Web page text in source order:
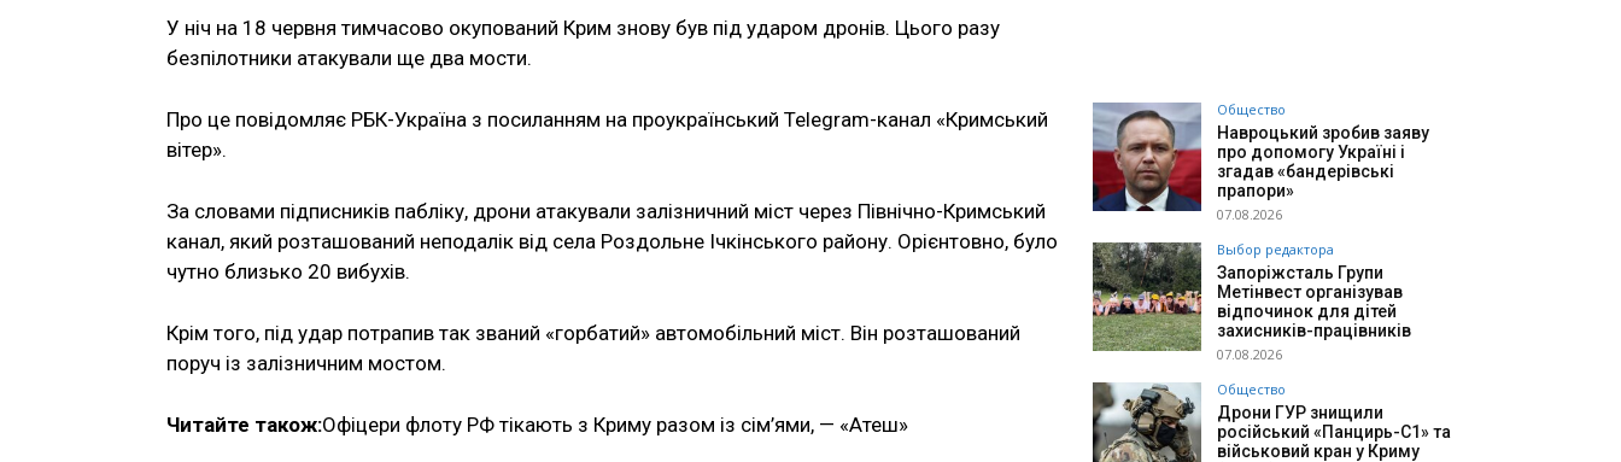
У ніч на 18 червня тимчасово окупований Крим знову був під ударом дронів. Цього разу
безпілотники атакували ще два мости.
Про це повідомляє РБК-Україна з посиланням на проукраїнський Telegram-канал «Кримський
вітер».
За словами підписників пабліку, дрони атакували залізничний міст через Північно-Кримський
канал, який розташований неподалік від села Роздольне Ічкінського району. Орієнтовно, було
чутно близько 20 вибухів.
Крім того, під удар потрапив так званий «горбатий» автомобільний міст. Він розташований
поруч із залізничним мостом.
Читайте також:Офіцери флоту РФ тікають з Криму разом із сім’ями, — «Атеш»
Общество
Навроцький зробив заяву
про допомогу Україні і
згадав «бандерівські
прапори»
07.08.2026
Выбор редактора
Запоріжсталь Групи
Метінвест організував
відпочинок для дітей
захисників-працівників
07.08.2026
Общество
Дрони ГУР знищили
російський «Панцирь-С1» та
військовий кран у Криму